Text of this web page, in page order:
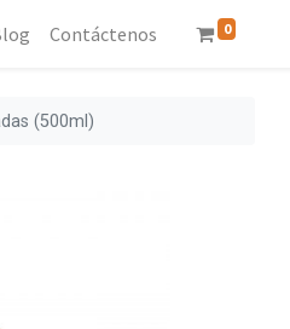
Contáctenos 0
(500ml)